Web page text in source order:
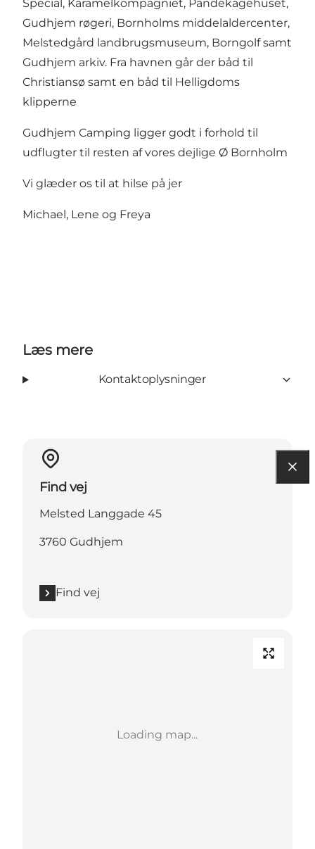
Special, Karamelkompagniet, Pandekagehuset,
Gudhjem røgeri, Bornholms middelaldercenter,
Melstedgård landbrugsmuseum, Borngolf samt
Gudhjem arkiv. Fra havnen går der båd til
Christiansø samt en båd til Helligdoms
klipperne
Gudhjem Camping ligger godt i forhold til
udflugter til resten af vores dejlige Ø Bornholm
Vi glæder os til at hilse på jer
Michael, Lene og Freya
Læs mere
Kontaktoplysninger
Find vej
Melsted Langgade 45
3760 Gudhjem
Find vej
Loading map...